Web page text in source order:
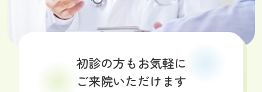
初診の方もお気軽に
ご来院いただけます